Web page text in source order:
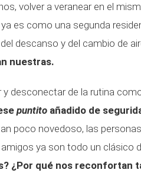
volver a veranear en el
es como una segunda
descanso y del cambio de
nuestras.
desconectar de la rutina
puntito añadido de
poco novedoso, las
ya son todo un clásico
¿Por qué nos reconfortan